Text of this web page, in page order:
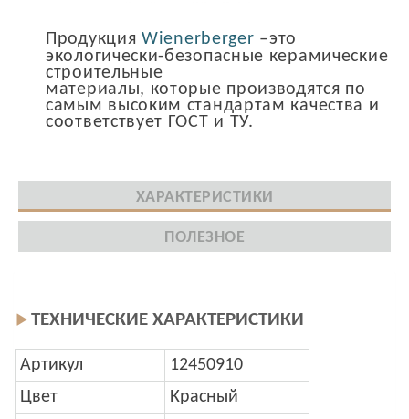
Продукция Wienerberger –это
экологически-безопасные керамические
строительные
материалы, которые производятся по
самым высоким стандартам качества и
соответствует ГОСТ и ТУ.
ХАРАКТЕРИСТИКИ
ПОЛЕЗНОЕ
ТЕХНИЧЕСКИЕ ХАРАКТЕРИСТИКИ
Артикул
12450910
Цвет
Красный